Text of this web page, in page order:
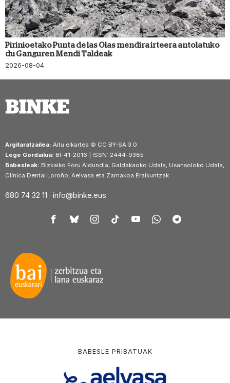
Pirinioetako Punta de las Olas mendira irteera antolatuko
du Ganguren Mendi Taldeak
2026-08-04
Argitaratzailea: Aitu elkartea © CC BY-SA 3.0
Lege Gordailua: BI-41-2016 | ISSN: 2444-9385
Babesleak: Bizkaiko Foru Aldundia, Galdakaoko Udala, Usansoloko Udala,
Clínica Dental Loroño, Aelvasa eta Zamakoa Eraikuntzak
680 74 32 11 · info@binke.eus
BABESLE PRIBATUAK